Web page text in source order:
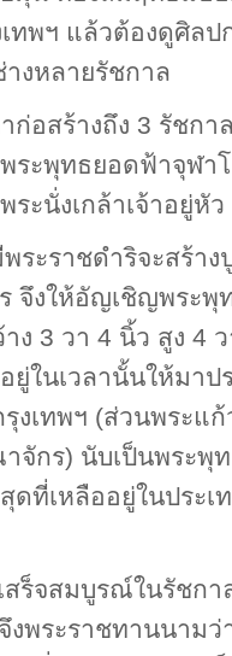
เทพฯ แล้วต้องดูศิลป
งหลายรัชกาล
ก่อสร้างถึง 3 รัชก
ระพุทธยอดฟ้าจุฬา
ระนั่งเกล้าเจ้าอยู่หัว
ระราชดำริจะสร้า
จึงให้อัญเชิญพระ
ง 3 วา 4 นิ้ว สูง 4
ยู่ในเวลานั้นให้มา
รุงเทพฯ (ส่วนพระแ
จักร) นับเป็นพระ
ที่เหลืออยู่ในประเ
สร็จสมบูรณ์ในรัชก
งพระราชทานนาม